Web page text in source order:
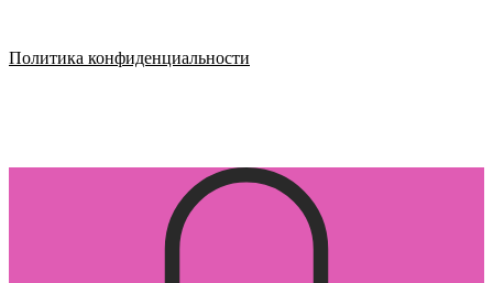
Политика конфиденциальности